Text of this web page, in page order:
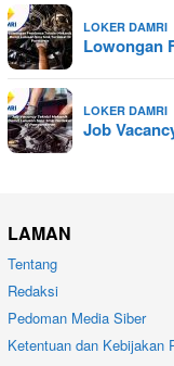
LOKER DAMRI
Lowongan
LOKER DAMRI
Job
LAMAN
Tentang
Redaksi
Pedoman Media Siber
Ketentuan dan Kebijakan